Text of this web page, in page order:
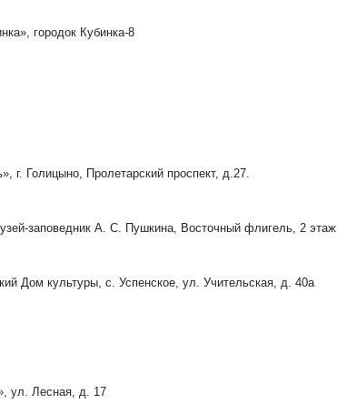
городок Кубинка-8
г. Голицыно, Пролетарский проспект, д.27.
заповедник А. С. Пушкина, Восточный флигель, 2 этаж
Дом культуры, с. Успенское, ул. Учительская, д. 40а
ул. Лесная, д. 17